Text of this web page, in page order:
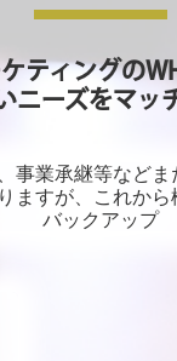
ティングの
ニーズをマッ
事業承継等など
ますが、これか
バックアップ